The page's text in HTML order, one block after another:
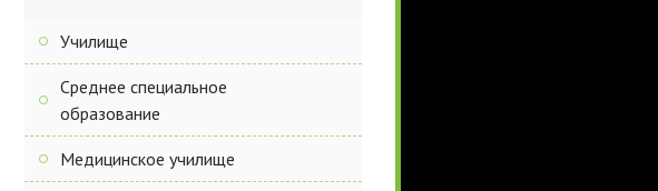
Училище
Среднее специальное
образование
Медицинское училище